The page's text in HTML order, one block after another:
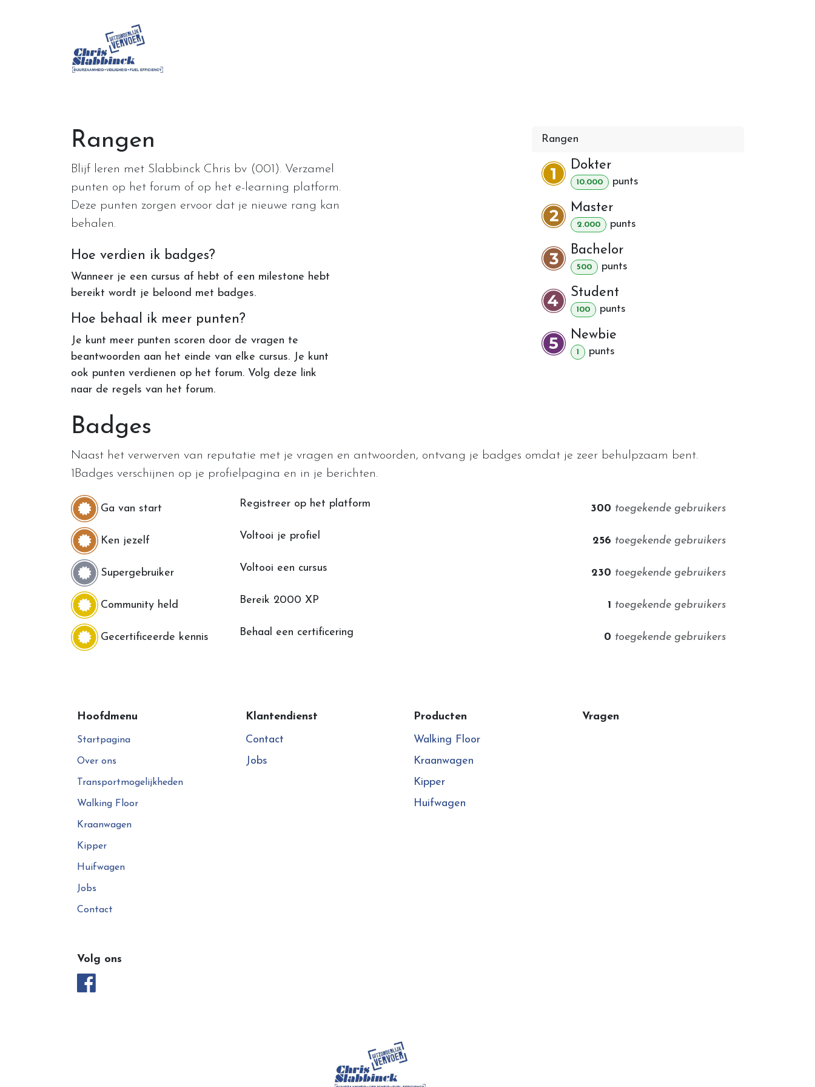
Rangen
Blijf leren met Slabbinck Chris bv (001). Verzamel
punten op het forum of op het e-learning platform.
Deze punten zorgen ervoor dat je nieuwe rang kan
behalen.
Hoe verdien ik badges?
Wanneer je een cursus af hebt of een milestone hebt
bereikt wordt je beloond met badges.
Hoe behaal ik meer punten?
Je kunt meer punten scoren door de vragen te
beantwoorden aan het einde van elke cursus. Je kunt
ook punten verdienen op het forum. Volg deze link
naar de regels van het forum.
Rangen
Dokter
10.000 punts
Master
2.000 punts
Bachelor
500 punts
Student
100 punts
Newbie
1 punts
Badges
Naast het verwerven van reputatie met je vragen en antwoorden, ontvang je badges omdat je zeer behulpzaam bent.
1Badges verschijnen op je profielpagina en in je berichten.
Ga van start Registreer op het platform 300 toegekende gebruikers
Ken jezelf Voltooi je profiel 256 toegekende gebruikers
Supergebruiker Voltooi een cursus 230 toegekende gebruikers
Community held Bereik 2000 XP 1 toegekende gebruikers
Gecertificeerde kennis Behaal een certificering 0 toegekende gebruikers
Hoofdmenu
Startpagina
Over ons
Transportmogelijkheden
Walking Floor
Kraanwagen
Kipper
Huifwagen
Jobs
Contact
Klantendienst
Contact
Jobs
Producten
Walking Floor
Kraanwagen
Kipper
Huifwagen
Vragen
Volg ons